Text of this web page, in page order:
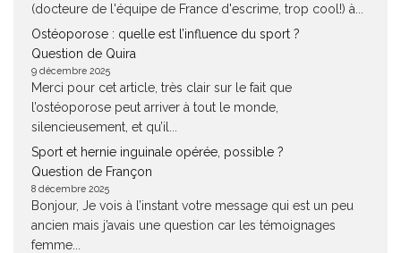
(docteure de l'équipe de France d'escrime, trop cool!) à...
Ostéoporose : quelle est l’influence du sport ?
Question de Quira
9 décembre 2025
Merci pour cet article, très clair sur le fait que
l’ostéoporose peut arriver à tout le monde,
silencieusement, et qu’il...
Sport et hernie inguinale opérée, possible ?
Question de Françon
8 décembre 2025
Bonjour, Je vois à l’instant votre message qui est un peu
ancien mais j’avais une question car les témoignages
femme...